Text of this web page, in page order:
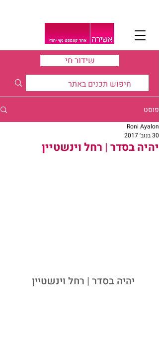
שידור חי
פוסט
יהיה בסדר | רחל וינשטיין
Roni Ayalon
30 בנוב׳ 2017
יהיה בסדר | רחל וינשטיין